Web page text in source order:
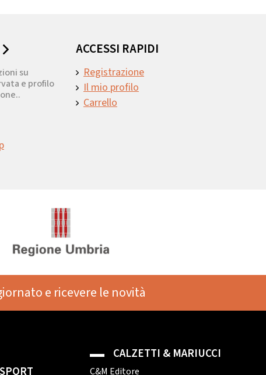
su
e profilo
ACCESSI RAPIDI
Registrazione
Il mio profilo
Carrello
e ricevere le novità
CALZETTI & MARIUCCI
C&M Editore